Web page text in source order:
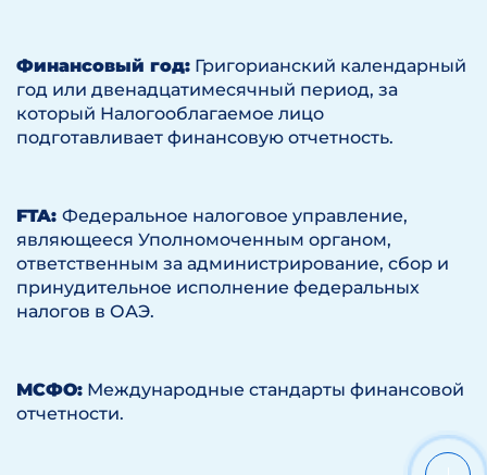
Финансовый год: Григорианский календарный
год или двенадцатимесячный период, за
который Налогооблагаемое лицо
подготавливает финансовую отчетность.
FTA: Федеральное налоговое управление,
являющееся Уполномоченным органом,
ответственным за администрирование, сбор и
принудительное исполнение федеральных
налогов в ОАЭ.
МСФО: Международные стандарты финансовой
отчетности.